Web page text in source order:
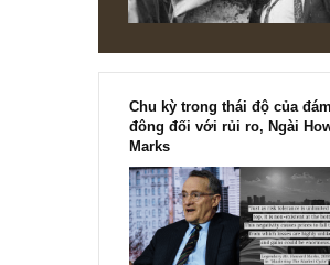
ngành (industry experts)…
[Ấn phẩm kỳ 82], 36/36
chính thức phát hành!!